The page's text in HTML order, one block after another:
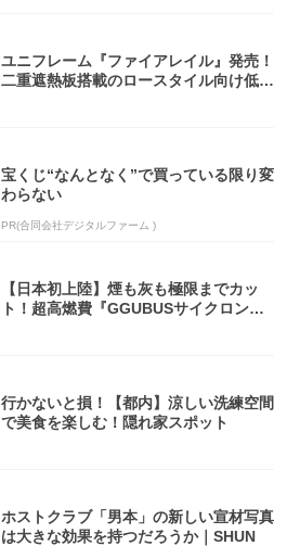
ユニフレーム『ファイアレイル』発売！
二重遮熱板搭載のロースタイル向け低型
宝くじ“なんとなく”で買っている限り変
わらない
PR(合同会社デジタルファーム )
【日本初上陸】煙も灰も極限までカッ
ト！超高燃費『GGUBUSサイクロン焚
行かないと損！【都内】涼しい洗練空間
で美食を楽しむ！隠れ家スポット
ホストクラブ「男本」の新しい宣材写真
は大きな効果を持つだろうか｜SHUN